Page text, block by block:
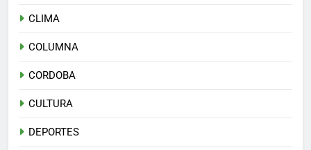
CLIMA
COLUMNA
CORDOBA
CULTURA
DEPORTES